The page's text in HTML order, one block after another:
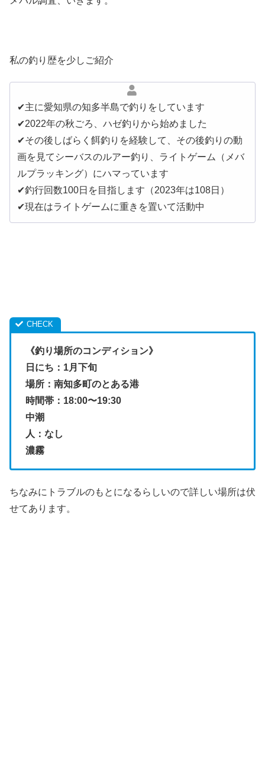
私の釣り歴を少しご紹介
✔︎主に愛知県の知多半島で釣りをしています
✔︎2022年の秋ごろ、ハゼ釣りから始めました
✔︎その後しばらく餌釣りを経験して、その後釣りの動
画を見てシーバスのルアー釣り、ライトゲーム（メバ
ルプラッキング）にハマっています
✔︎釣行回数100日を目指します（2023年は108日）
✔︎現在はライトゲームに重きを置いて活動中
《釣り場所のコンディション》
日にち：1月下旬
場所：南知多町のとある港
時間帯：18:00〜19:30
中潮
人：なし
濃霧
ちなみにトラブルのもとになるらしいので詳しい場所は伏
せてあります。